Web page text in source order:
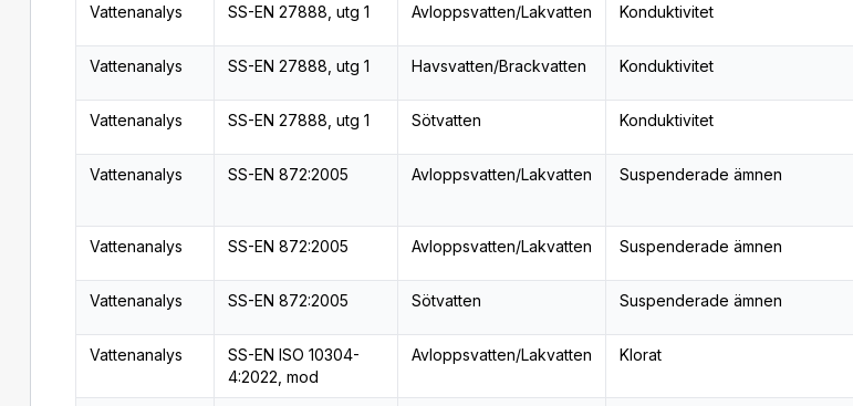
Vattenanalys SS-EN 27888, utg 1 Avloppsvatten/Lakvatten Konduktivitet
Vattenanalys SS-EN 27888, utg 1 Havsvatten/Brackvatten Konduktivitet
Vattenanalys SS-EN 27888, utg 1 Sötvatten Konduktivitet
Vattenanalys SS-EN 872:2005 Avloppsvatten/Lakvatten Suspenderade ämnen
Vattenanalys SS-EN 872:2005 Avloppsvatten/Lakvatten Suspenderade ämnen
Vattenanalys SS-EN 872:2005 Sötvatten Suspenderade ämnen
Vattenanalys
SS-EN ISO 10304-
4:2022, mod
Avloppsvatten/Lakvatten Klorat